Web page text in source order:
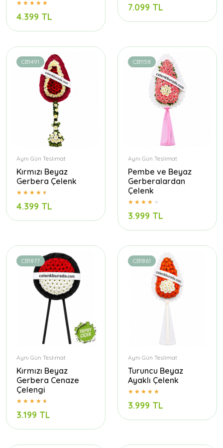
4.399 TL
7.099 TL
CB1491
Aynı Gün Teslimat
Kırmızı Beyaz
Gerbera Çelenk
4.399 TL
CB1158
Aynı Gün Teslimat
Pembe ve Beyaz
Gerberalardan
Çelenk
3.999 TL
CB1877
Aynı Gün Teslimat
Kırmızı Beyaz
Gerbera Cenaze
Çelengi
3.199 TL
CB1861
Aynı Gün Teslimat
Turuncu Beyaz
Ayaklı Çelenk
3.999 TL